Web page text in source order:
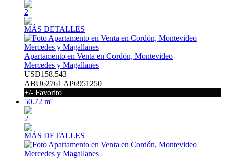
2
MÁS DETALLES
Apartamento en Venta en Cordón, Montevideo
Mercedes y Magallanes
USD158.543
ABU62761 AP6951250
+/- Favorito
50.72 m²
2
MÁS DETALLES